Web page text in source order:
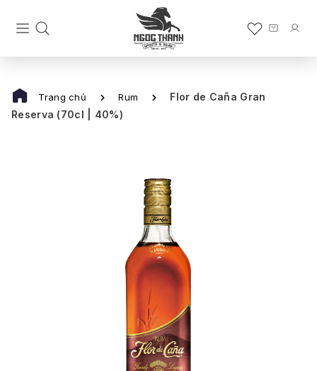
Trang chủ Rum
Flor de Caña Gran
Reserva (70cl | 40%)